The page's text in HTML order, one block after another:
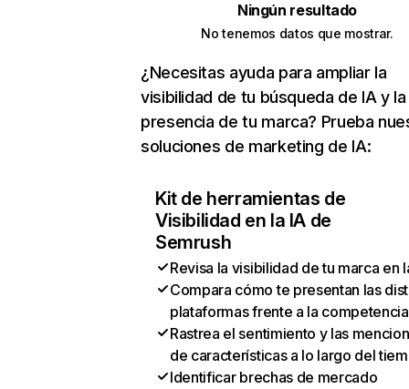
Ningún resultado
No tenemos datos que mostrar.
¿Necesitas ayuda para ampliar la
visibilidad de tu búsqueda de IA y la
presencia de tu marca? Prueba
soluciones de marketing de IA:
Kit de herramientas de
Visibilidad en la IA de
Semrush
Revisa la visibilidad de tu marca en
Compara cómo te presentan las
plataformas frente a la competencia
Rastrea el sentimiento y las
de características a lo largo del
Identificar brechas de mercado